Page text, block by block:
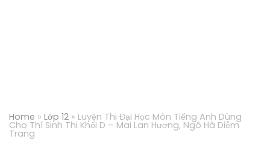
Home » Lớp 12 » Luyện Thi Đại Học Môn Tiếng Anh Dùng
Cho Thí Sinh Thi Khối D – Mai Lan Hương, Ngô Hà Diễm
Trang